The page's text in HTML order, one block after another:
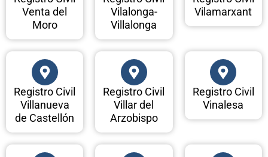
Venta del
Moro
Vilalonga-
Villalonga
Vilamarxant
Registro Civil
Villanueva
de Castellón
Registro Civil
Villar del
Arzobispo
Registro Civil
Vinalesa